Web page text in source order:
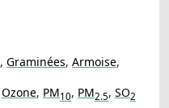
, Graminées, Armoise,
Ozone, PM10, PM2.5, SO2